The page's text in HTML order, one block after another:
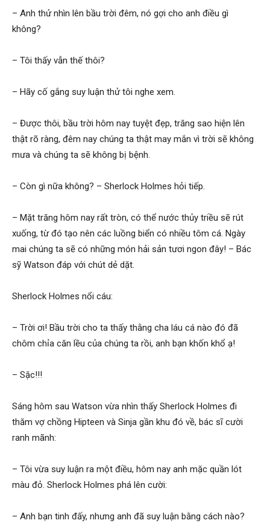
phòng,
phòng,
giss,
– Anh thử nhìn lên bầu trời đêm, nó gợi cho anh điều gì
không?
– Tôi thấy vẫn thế thôi?
– Hãy cố gắng suy luận thử tôi nghe xem.
– Được thôi, bầu trời hôm nay tuyệt đẹp, trăng sao hiện lên
thật rõ ràng, đêm nay chúng ta thật may mắn vì trời sẽ không
mưa và chúng ta sẽ không bị bệnh.
– Còn gì nữa không? – Sherlock Holmes hỏi tiếp.
– Mặt trăng hôm nay rất tròn, có thể nước thủy triều sẽ rút
xuống, từ đó tạo nên các luồng biển có nhiều tôm cá. Ngày
mai chúng ta sẽ có những món hải sản tươi ngon đây! – Bác
sỹ Watson đáp với chút dẻ dặt.
Sherlock Holmes nổi cáu:
– Trời ơi! Bầu trời cho ta thấy thằng cha láu cá nào đó đã
chôm chỉa căn lều của chúng ta rồi, anh bạn khốn khổ ạ!
– Sặc!!!
Sáng hôm sau Watson vừa nhìn thấy Sherlock Holmes đi
thăm vợ chồng Hipteen và Sinja gần khu đó về, bác sĩ cười
ranh mãnh:
– Tôi vừa suy luận ra một điều, hôm nay anh mặc quần lót
màu đỏ. Sherlock Holmes phá lên cười:
– Anh bạn tinh đấy, nhưng anh đã suy luận bằng cách nào?